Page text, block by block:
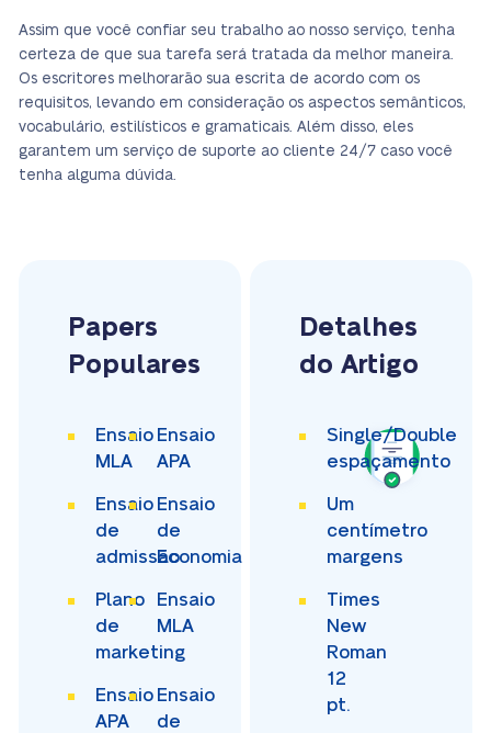
Assim que você confiar seu trabalho ao nosso serviço, tenha
certeza de que sua tarefa será tratada da melhor maneira.
Os escritores melhorarão sua escrita de acordo com os
requisitos, levando em consideração os aspectos semânticos,
vocabulário, estilísticos e gramaticais. Além disso, eles
garantem um serviço de suporte ao cliente 24/7 caso você
tenha alguma dúvida.
Papers
Populares
Ensaio
MLA
Ensaio
APA
Ensaio
de
admissão
Ensaio
de
Economia
Plano
de
marketing
Ensaio
MLA
Ensaio
APA
Ensaio
de
Detalhes
do Artigo
Single/Double
espaçamento
Um
centímetro
margens
Times
New
Roman
12
pt.